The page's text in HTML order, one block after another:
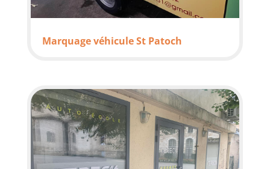
Marquage véhicule St Patoch